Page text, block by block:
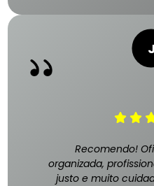
Recomendo!
organizada,
justo e muito